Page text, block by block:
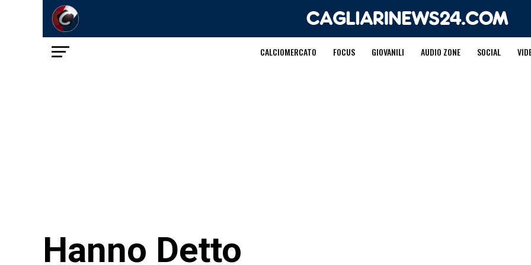
CALCIOMERCATO FOCUS GIOVANILI AUDIO ZONE SOCIAL
Hanno Detto